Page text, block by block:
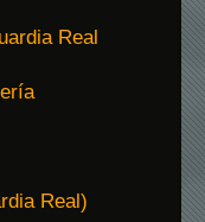
Real
Real)